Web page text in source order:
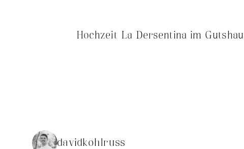
Hochzeit La Dersentina im
davidkohlruss